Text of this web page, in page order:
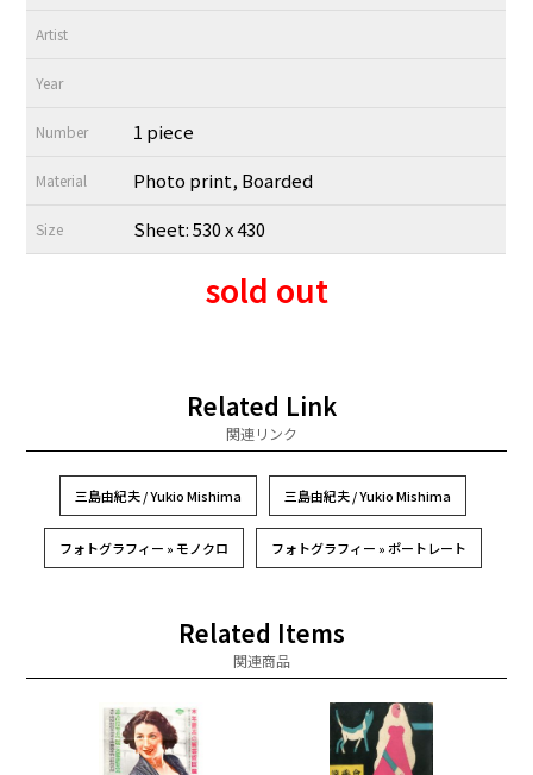
Artist
Year
Number 1 piece
Material Photo print, Boarded
Size Sheet: 530 x 430
sold out
Related Link
関連リンク
三島由紀夫 / Yukio Mishima 三島由紀夫 / Yukio Mishima
フォトグラフィー » モノクロ フォトグラフィー » ポートレート
Related Items
関連商品